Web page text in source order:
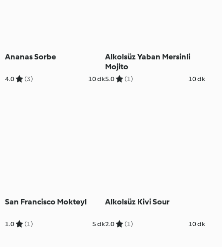
Ananas Sorbe
4.0 (3) 10 dk
Alkolsüz Yaban Mersinli
Mojito
5.0 (1) 10 dk
San Francisco Mokteyl
1.0 (1) 5 dk
Alkolsüz Kivi Sour
2.0 (1) 10 dk